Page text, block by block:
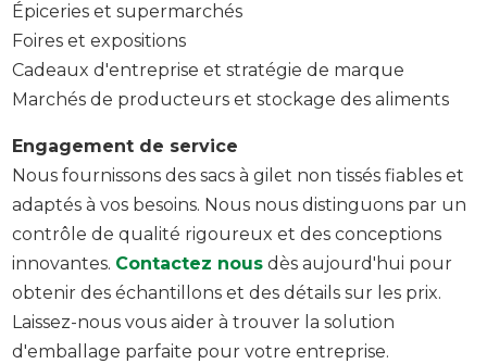
Épiceries et supermarchés
Foires et expositions
Cadeaux d'entreprise et stratégie de marque
Marchés de producteurs et stockage des aliments
Engagement de service
Nous fournissons des sacs à gilet non tissés fiables et
adaptés à vos besoins. Nous nous distinguons par un
contrôle de qualité rigoureux et des conceptions
innovantes. Contactez nous dès aujourd'hui pour
obtenir des échantillons et des détails sur les prix.
Laissez-nous vous aider à trouver la solution
d'emballage parfaite pour votre entreprise.